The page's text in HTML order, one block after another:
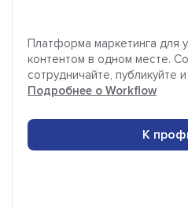
Платформа маркетинга для
контентом в одном месте.
сотрудничайте, публикуйте
Подробнее о Workflow
К